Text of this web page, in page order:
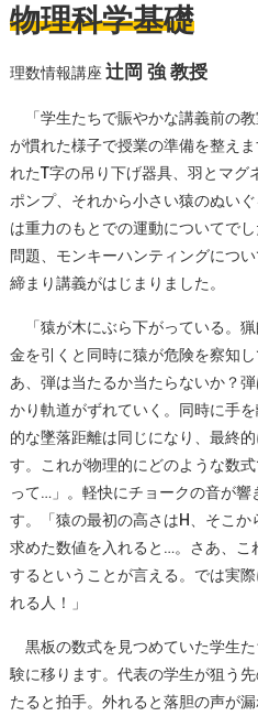
物理科学基礎
理数情報講座 辻岡 強 教授
「学生たちで賑やかな講義前の
が慣れた様子で授業の準備を整え
れたT字の吊り下げ器具、羽とマグ
ポンプ、それから小さい猿のぬい
は重力のもとでの運動についてで
問題、モンキーハンティングにつ
締まり講義がはじまりました。
「猿が木にぶら下がっている。
金を引くと同時に猿が危険を察知
あ、弾は当たるか当たらないか？
かり軌道がずれていく。同時に手
的な墜落距離は同じになり、最終
す。これが物理的にどのような数
って…」。軽快にチョークの音が響
す。「猿の最初の高さはH、そこ
求めた数値を入れると…。さあ、こ
するということが言える。では実
れる人！」
黒板の数式を見つめていた学生
験に移ります。代表の学生が狙う
たると拍手。外れると落胆の声が